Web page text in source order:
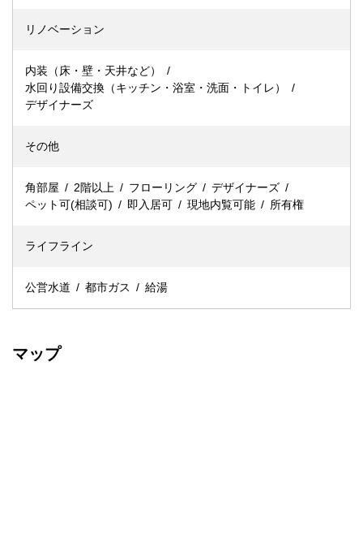
リノベーション
内装（床・壁・天井など）
水回り設備交換（キッチン・浴室・洗面・トイレ）
デザイナーズ
その他
角部屋 2階以上 フローリング
デザイナーズ
ペット可(相談可)
即入居可 現地内覧可能 所有権
ライフライン
公営水道 都市ガス 給湯
マップ